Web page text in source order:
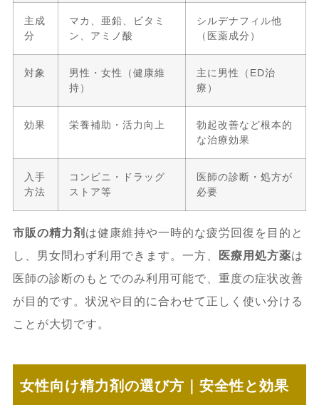
主成
分
マカ、亜鉛、ビタミ
ン、アミノ酸
シルデナフィル他
（医薬成分）
対象
男性・女性（健康維
持）
主に男性（ED治
療）
効果 栄養補助・活力向上
勃起改善など根本的
な治療効果
入手
方法
コンビニ・ドラッグ
ストア等
医師の診断・処方が
必要
市販の精力剤 は健康維持や一時的な疲労回復を目的と
し、男女問わず利用できます。一方、
医療用処方薬は
医師の診断のもとでのみ利用可能で、重度の症状改善
が目的です。状況や目的に合わせて正しく使い分ける
ことが大切です。
女性向け精力剤の選び方｜安全性と効果